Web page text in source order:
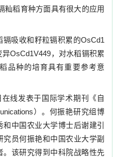
籼稻育种方面具有很大的应用
吸收和籽粒镉积累的OsCd1
OsCd1V449，对水稻镉积累
品种的培育具有重要参考意
线发表于国际学术期刊《自
）。何振艳研究组博
中国农业大学博士后谢建引
员何振艳和中国农业大学副
该研究得到中科院战略性先